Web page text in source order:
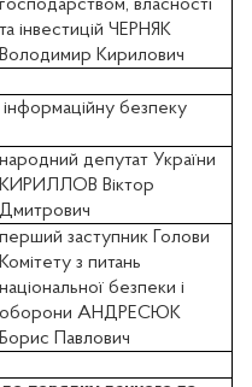
господарством, власності
та інвестицій ЧЕРНЯК
Володимир Кирилович
безпеку
народний депутат України
КИРИЛЛОВ Віктор
Дмитрович
перший заступник Голови
Комітету з питань
національної безпеки і
оборони АНДРЕСЮК
Борис Павлович